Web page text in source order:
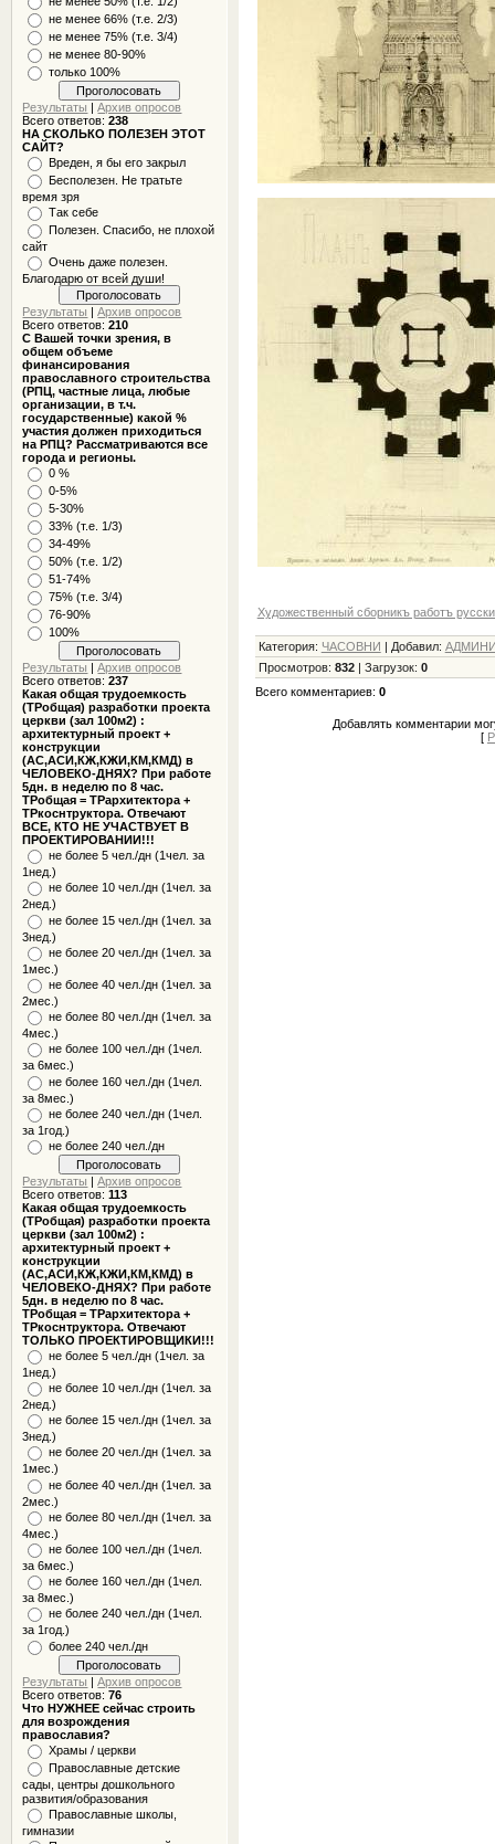
не менее 66% (т.е. 2/3)
не менее 75% (т.е. 3/4)
не менее 80-90%
только 100%
Результаты |Архив опросов
Всего ответов:238
НА СКОЛЬКО ПОЛЕЗЕН ЭТОТ
САЙТ?
Вреден, я бы его закрыл
Бесполезен. Не тратьте
время зря
Так себе
Полезен. Спасибо, не плохой
сайт
Очень даже полезен.
Благодарю от всей души!
Результаты |Архив опросов
Всего ответов:210
С Вашей точки зрения, в
общем объеме
финансирования
православного строительства
(РПЦ, частные лица, любые
организации, в т.ч.
государственные) какой %
участия должен приходиться
на РПЦ? Рассматриваются все
города и регионы.
0 %
0-5%
5-30%
33% (т.е. 1/3)
34-49%
50% (т.е. 1/2)
51-74%
75% (т.е. 3/4)
76-90%
100%
Результаты |Архив опросов
Всего ответов:237
Какая общая трудоемкость
(ТРобщая) разработки проекта
церкви (зал 100м2) :
архитектурный проект +
конструкции
(АС,АСИ,КЖ,КЖИ,КМ,КМД) в
ЧЕЛОВЕКО-ДНЯХ? При работе
5дн. в неделю по 8 час.
ТРобщая = ТРархитектора +
ТРкоснтруктора. Отвечают
ВСЕ, КТО НЕ УЧАСТВУЕТ В
ПРОЕКТИРОВАНИИ!!!
не более 5 чел./дн (1чел. за
1нед.)
не более 10 чел./дн (1чел. за
2нед.)
не более 15 чел./дн (1чел. за
3нед.)
не более 20 чел./дн (1чел. за
1мес.)
не более 40 чел./дн (1чел. за
2мес.)
не более 80 чел./дн (1чел. за
4мес.)
не более 100 чел./дн (1чел.
за 6мес.)
не более 160 чел./дн (1чел.
за 8мес.)
не более 240 чел./дн (1чел.
за 1год.)
не более 240 чел./дн
Результаты |Архив опросов
Всего ответов:113
Какая общая трудоемкость
(ТРобщая) разработки проекта
церкви (зал 100м2) :
архитектурный проект +
конструкции
(АС,АСИ,КЖ,КЖИ,КМ,КМД) в
ЧЕЛОВЕКО-ДНЯХ? При работе
5дн. в неделю по 8 час.
ТРобщая = ТРархитектора +
ТРкоснтруктора. Отвечают
ТОЛЬКО ПРОЕКТИРОВЩИКИ!!!
не более 5 чел./дн (1чел. за
1нед.)
не более 10 чел./дн (1чел. за
2нед.)
не более 15 чел./дн (1чел. за
3нед.)
не более 20 чел./дн (1чел. за
1мес.)
не более 40 чел./дн (1чел. за
2мес.)
не более 80 чел./дн (1чел. за
4мес.)
не более 100 чел./дн (1чел.
за 6мес.)
не более 160 чел./дн (1чел.
за 8мес.)
не более 240 чел./дн (1чел.
за 1год.)
более 240 чел./дн
Результаты |Архив опросов
Всего ответов:76
Что НУЖНЕЕ сейчас строить
для возрождения
православия?
Храмы / церкви
Православные детские
сады, центры дошкольного
развития/образования
Православные школы,
гимназии
Художественный сборникъ работъ
Категория: ЧАСОВНИ Добавил:
Просмотров: 832| Загрузок: 0
Всего комментариев: 0
Добавлять комментарии
[